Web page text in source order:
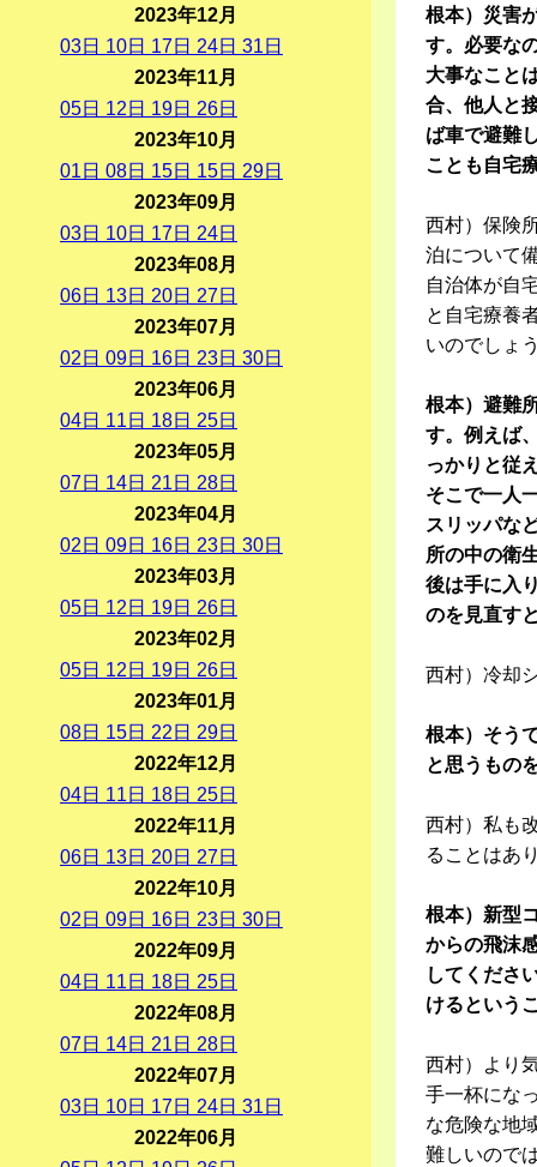
根本）災害
す。必要な
大事なこと
合、他人と
ば車で避難
ことも自宅
西村）保険
泊について
自治体が自
と自宅療養
いのでしょ
根本）避難
す。例えば
っかりと従
そこで一人
スリッパな
所の中の衛
後は手に入
のを見直す
西村）冷却
根本）そう
と思うもの
西村）私も
ることはあ
根本）新型
からの飛沫
してくださ
けるという
西村）より
手一杯にな
な危険な地
難しいので
2023年12月
03日 10日 17日 24日 31 日
2023年11月
05日 12 日 19日 26日
2023年10月
01 日 08日 15日 15日 29日
2023年09月
03日 10日 17日 24日
2023年08月
06日 13日 20日 27日
2023年07月
02 日 09日 16日 23日 30日
2023年06月
04日 11 日 18日 25日
2023年05月
07日 14日 21 日 28日
2023年04月
02 日 09日 16日 23日 30日
2023年03月
05日 12 日 19日 26日
2023年02月
05日 12 日 19日 26日
2023年01月
08日 15日 22 日 29日
2022年12月
04日 11 日 18日 25日
2022年11月
06日 13日 20日 27日
2022年10月
02 日 09日 16日 23日 30日
2022年09月
04日 11 日 18日 25日
2022年08月
07日 14日 21 日 28日
2022年07月
03日 10日 17日 24日 31 日
2022年06月